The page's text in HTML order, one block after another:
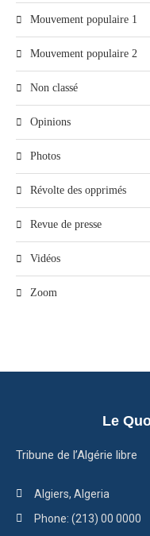
Mouvement populaire 1
Mouvement populaire 2
Non classé
Opinions
Photos
Révolte des opprimés
Revue de presse
Vidéos
Zoom
Le
Tribune de l’Algérie libre
Algiers, Algeria
Phone: (213) 00 0000